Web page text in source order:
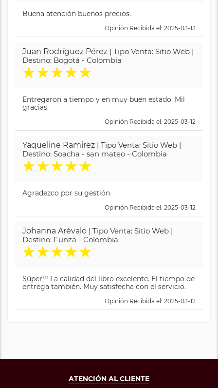
Buena atención buenos precios.
Opinión Recibida el: 2025-03-13
Juan Rodríguez Pérez | Tipo Venta: Sitio Web |
Destino: Bogotá - Colombia
★★★★★
Entregaron a tiempo y en muy buen estado. Mil
gracias.
Opinión Recibida el: 2025-03-12
Yaqueline Ramirez | Tipo Venta: Sitio Web |
Destino: Soacha - san mateo - Colombia
★★★★★
Agradezco por su gestión
Opinión Recibida el: 2025-03-12
Johanna Arévalo | Tipo Venta: Sitio Web |
Destino: Funza - Colombia
★★★★★
Súper!!! La calidad del libro excelente. El tiempo de
entrega también. Muy satisfecha con el servicio.
Opinión Recibida el: 2025-03-12
ATENCIÓN AL CLIENTE